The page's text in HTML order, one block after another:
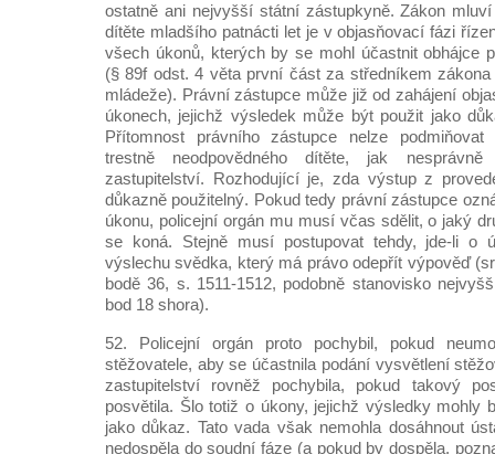
ostatně ani nejvyšší státní zástupkyně. Zákon
dítěte mladšího patnácti let je v objasňovací fázi
všech úkonů, kterých by se mohl účastnit obhájce
(§ 89f odst. 4 věta první část za středníkem
mládeže). Právní zástupce může již od zahájení
úkonech, jejichž výsledek může být použit jako
Přítomnost právního zástupce nelze podmiňovat
trestně neodpovědného dítěte, jak
zastupitelství. Rozhodující je, zda výstup z
důkazně použitelný. Pokud tedy právní zástupce
úkonu, policejní orgán mu musí včas sdělit, o jaký
se koná. Stejně musí postupovat tehdy, jde-li o
výslechu svědka, který má právo odepřít výpověď
bodě 36, s. 1511-1512, podobně stanovisko
bod 18 shora).
52. Policejní orgán proto pochybil, pokud
stěžovatele, aby se účastnila podání vysvětlení
zastupitelství rovněž pochybila, pokud takový
posvětila. Šlo totiž o úkony, jejichž výsledky mohly
jako důkaz. Tato vada však nemohla dosáhnout
nedospěla do soudní fáze (a pokud by dospěla,